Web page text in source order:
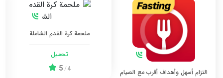
التزام أسهل وأهداف أقرب مع الصيام
ملحمة كرة القدم الشاملة
تحميل
4
/
5